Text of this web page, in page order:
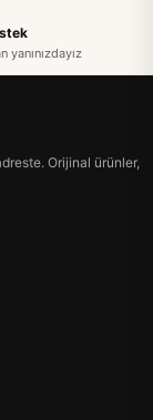
yanınızdayız
Orijinal ürünler,